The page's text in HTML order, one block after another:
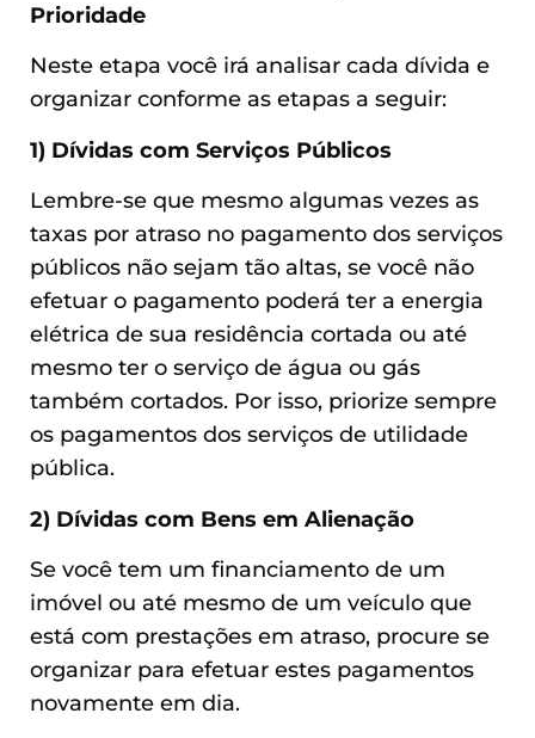
Prioridade
Neste etapa você irá analisar cada dívida e
organizar conforme as etapas a seguir:
1) Dívidas com Serviços Públicos
Lembre-se que mesmo algumas vezes as
taxas por atraso no pagamento dos serviços
públicos não sejam tão altas, se você não
efetuar o pagamento poderá ter a energia
elétrica de sua residência cortada ou até
mesmo ter o serviço de água ou gás
também cortados. Por isso, priorize sempre
os pagamentos dos serviços de utilidade
pública.
2) Dívidas com Bens em Alienação
Se você tem um financiamento de um
imóvel ou até mesmo de um veículo que
está com prestações em atraso, procure se
organizar para efetuar estes pagamentos
novamente em dia.